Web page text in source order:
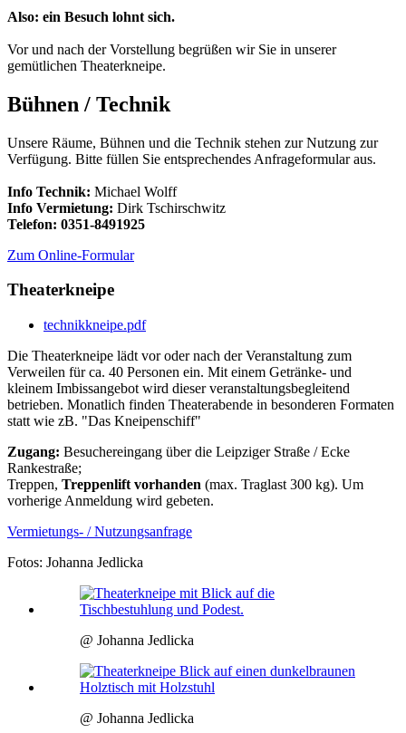
Also: ein Besuch lohnt sich.
Vor und nach der Vorstellung begrüßen wir Sie in unserer
gemütlichen Theaterkneipe.
Bühnen / Technik
Unsere Räume, Bühnen und die Technik stehen zur Nutzung zur
Verfügung. Bitte füllen Sie entsprechendes Anfrageformular aus.
Info Technik: Michael Wolff
Info Vermietung: Dirk Tschirschwitz
Telefon: 0351-8491925
Zum Online-Formular
Theaterkneipe
technikkneipe.pdf
Die Theaterkneipe lädt vor oder nach der Veranstaltung zum
Verweilen für ca. 40 Personen ein. Mit einem Getränke- und
kleinem Imbissangebot wird dieser veranstaltungsbegleitend
betrieben. Monatlich finden Theaterabende in besonderen Formaten
statt wie zB. "Das Kneipenschiff"
Zugang: Besuchereingang über die Leipziger Straße / Ecke
Rankestraße;
Treppen, Treppenlift vorhanden (max. Traglast 300 kg). Um
vorherige Anmeldung wird gebeten.
Vermietungs- / Nutzungsanfrage
Fotos: Johanna Jedlicka
@ Johanna Jedlicka
@ Johanna Jedlicka